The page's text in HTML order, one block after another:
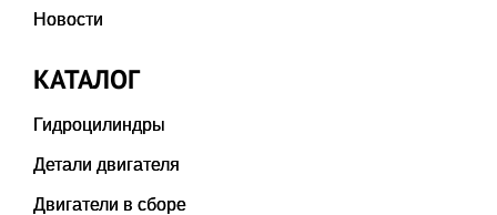
Новости
КАТАЛОГ
Гидроцилиндры
Детали двигателя
Двигатели в сборе